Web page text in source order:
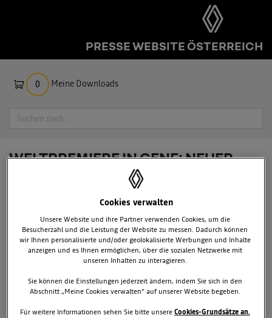
PRESSE WEBSITE ÖSTERREICH
0 Meine Downloads
Suche
WELTPREMIERE IN GENF: NEUER
RENAULT CAPTUR
Cookies verwalten
Unsere Website und ihre Partner verwenden Cookies, um die
Besucherzahl und die Leistung der Website zu messen. Dadurch können
wir Ihnen personalisierte und/oder geolokalisierte Werbungen und Inhalte
anzeigen und es Ihnen ermöglichen, über die sozialen Netzwerke mit
unseren Inhalten zu interagieren.
Sie können die Einstellungen jederzeit ändern, indem Sie sich in den
Abschnitt „Meine Cookies verwalten“ auf unserer Website begeben.
Für weitere Informationen sehen Sie bitte unsereCookies-Grundsätze an.